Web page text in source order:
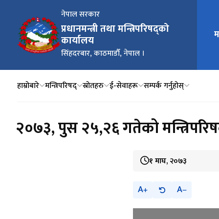
नेपाल सरकार
प्रधानमन्त्री तथा मन्त्रिपरिषद्को
कार्यालय
सिंहदरबार, काठमाडौँ, नेपाल ।
मुख्य
हाम्रोबारे मन्त्रिपरिषद् स्रोतहरु ई-सेवाहरू सम्पर्क गर्नुहोस्
२०७३, पुस २५,२६ गतेको
१ माघ, २०७३
A A